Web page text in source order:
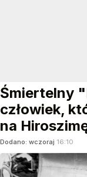
Śmiertelny
człowiek,
na
Dodano: wczoraj 16:10